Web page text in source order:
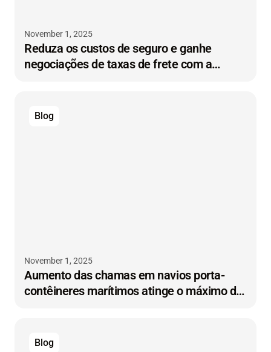
November 1, 2025
Reduza os custos de seguro e ganhe
negociações de taxas de frete com a
Blog
November 1, 2025
Aumento das chamas em navios porta-
contêineres marítimos atinge o máximo de
Blog